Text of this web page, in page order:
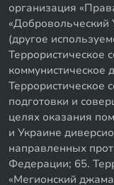
организация
«Добровольческий
(другое
Террористическое
коммунистическое
Террористическое
подготовки и
целях оказания
и Украине
направленных
Федерации; 65.
«Мегионский